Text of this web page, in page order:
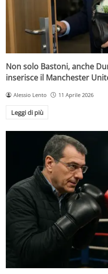
Non solo Bastoni, anche
inserisce il Manchester
Alessio Lento 11 Aprile 2026
Leggi di più